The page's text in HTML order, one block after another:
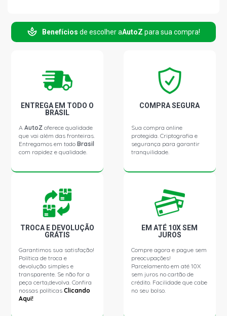
Benefícios de escolher aAutoZ para sua compra!
ENTREGA EM TODO O
BRASIL
AAutoZ oferece qualidade
que vai além das fronteiras.
Entregamos em todoBrasil
com rapidez e qualidade.
COMPRA SEGURA
Sua compra online
protegida. Criptografia e
segurança para garantir
tranquilidade.
TROCA E DEVOLUÇÃO
GRÁTIS
Garantimos sua satisfação!
Política de troca e
devolução simples e
transparente. Se não for a
peça certa,devolva. Confira
nossas políticasClicando
Aqui!
EM ATÉ 10X SEM
JUROS
Compre agora e pague sem
preocupações!
Parcelamento em até 10X
sem juros no cartão de
crédito. Facilidade que cabe
no seu bolso.